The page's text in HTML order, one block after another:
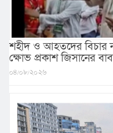
শহীদ ও আহতদের বিচার
ক্ষোভ প্রকাশ জিসানের
০৪/০৮/২০২৬